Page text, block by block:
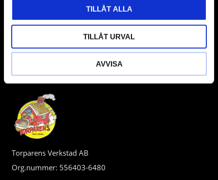
TILLÅT ALLA
TILLÅT URVAL
AVVISA
BUTIK
Torparens Verkstad AB
Org.nummer: 556403-6480